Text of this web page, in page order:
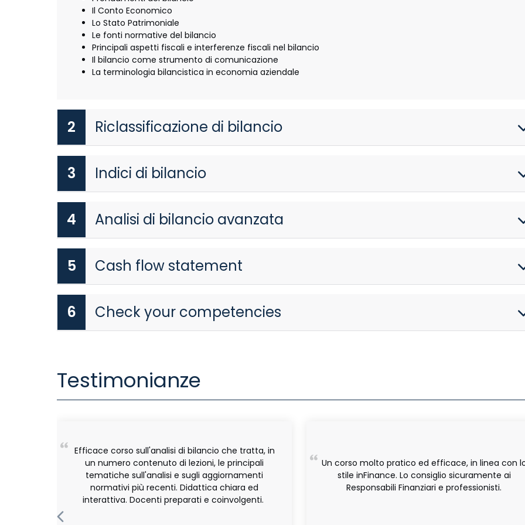
Il Conto Economico
Lo Stato Patrimoniale
Le fonti normative del bilancio
Principali aspetti fiscali e interferenze fiscali nel bilancio
Il bilancio come strumento di comunicazione
La terminologia bilancistica in economia aziendale
2 Riclassificazione di bilancio
3 Indici di bilancio
4 Analisi di bilancio avanzata
5 Cash flow statement
6 Check your competencies
Testimonianze
Efficace corso sull'analisi di bilancio che tratta, in
un numero contenuto di lezioni, le principali
tematiche sull'analisi e sugli aggiornamenti
normativi più recenti. Didattica chiara ed
interattiva. Docenti preparati e coinvolgenti.
Un corso molto pratico ed efficace, in linea con
stile inFinance. Lo consiglio sicuramente ai
Responsabili Finanziari e professionisti.